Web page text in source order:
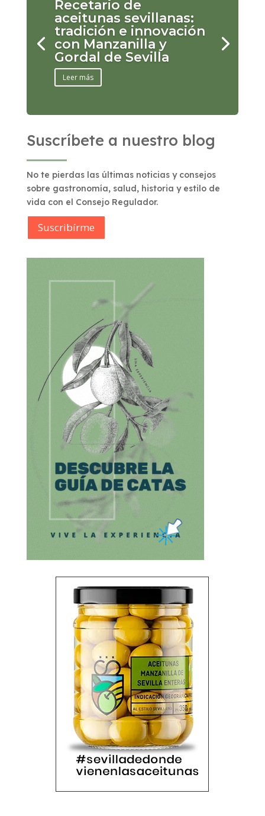
Recetario de
aceitunas sevillanas:
tradición e innovación
con Manzanilla y
Gordal de Sevilla
Leer más
Suscríbete a nuestro blog
No te pierdas las últimas noticias y consejos
sobre gastronomía, salud, historia y estilo de
vida con el Consejo Regulador.
Suscribírme